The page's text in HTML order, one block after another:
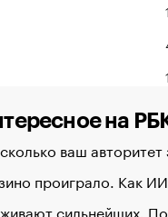
на
ваш авторитет
проиграло. Как
сильнейших.